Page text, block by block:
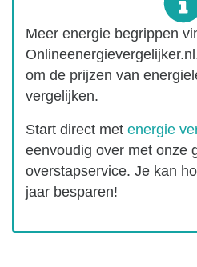
Meer energie begrippen
om de prijzen van
vergelijken.
Start direct met energie
eenvoudig over met onze
overstapservice. Je kan
jaar besparen!